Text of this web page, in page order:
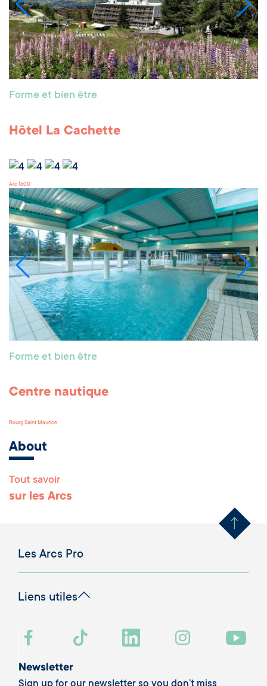
Forme et bien être
Hôtel La Cachette
Arc 1600
Forme et bien être
Centre nautique
Bourg Saint Maurice
About
Tout savoir
sur les Arcs Remonter
Les Arcs Pro
Liens utiles
Newsletter